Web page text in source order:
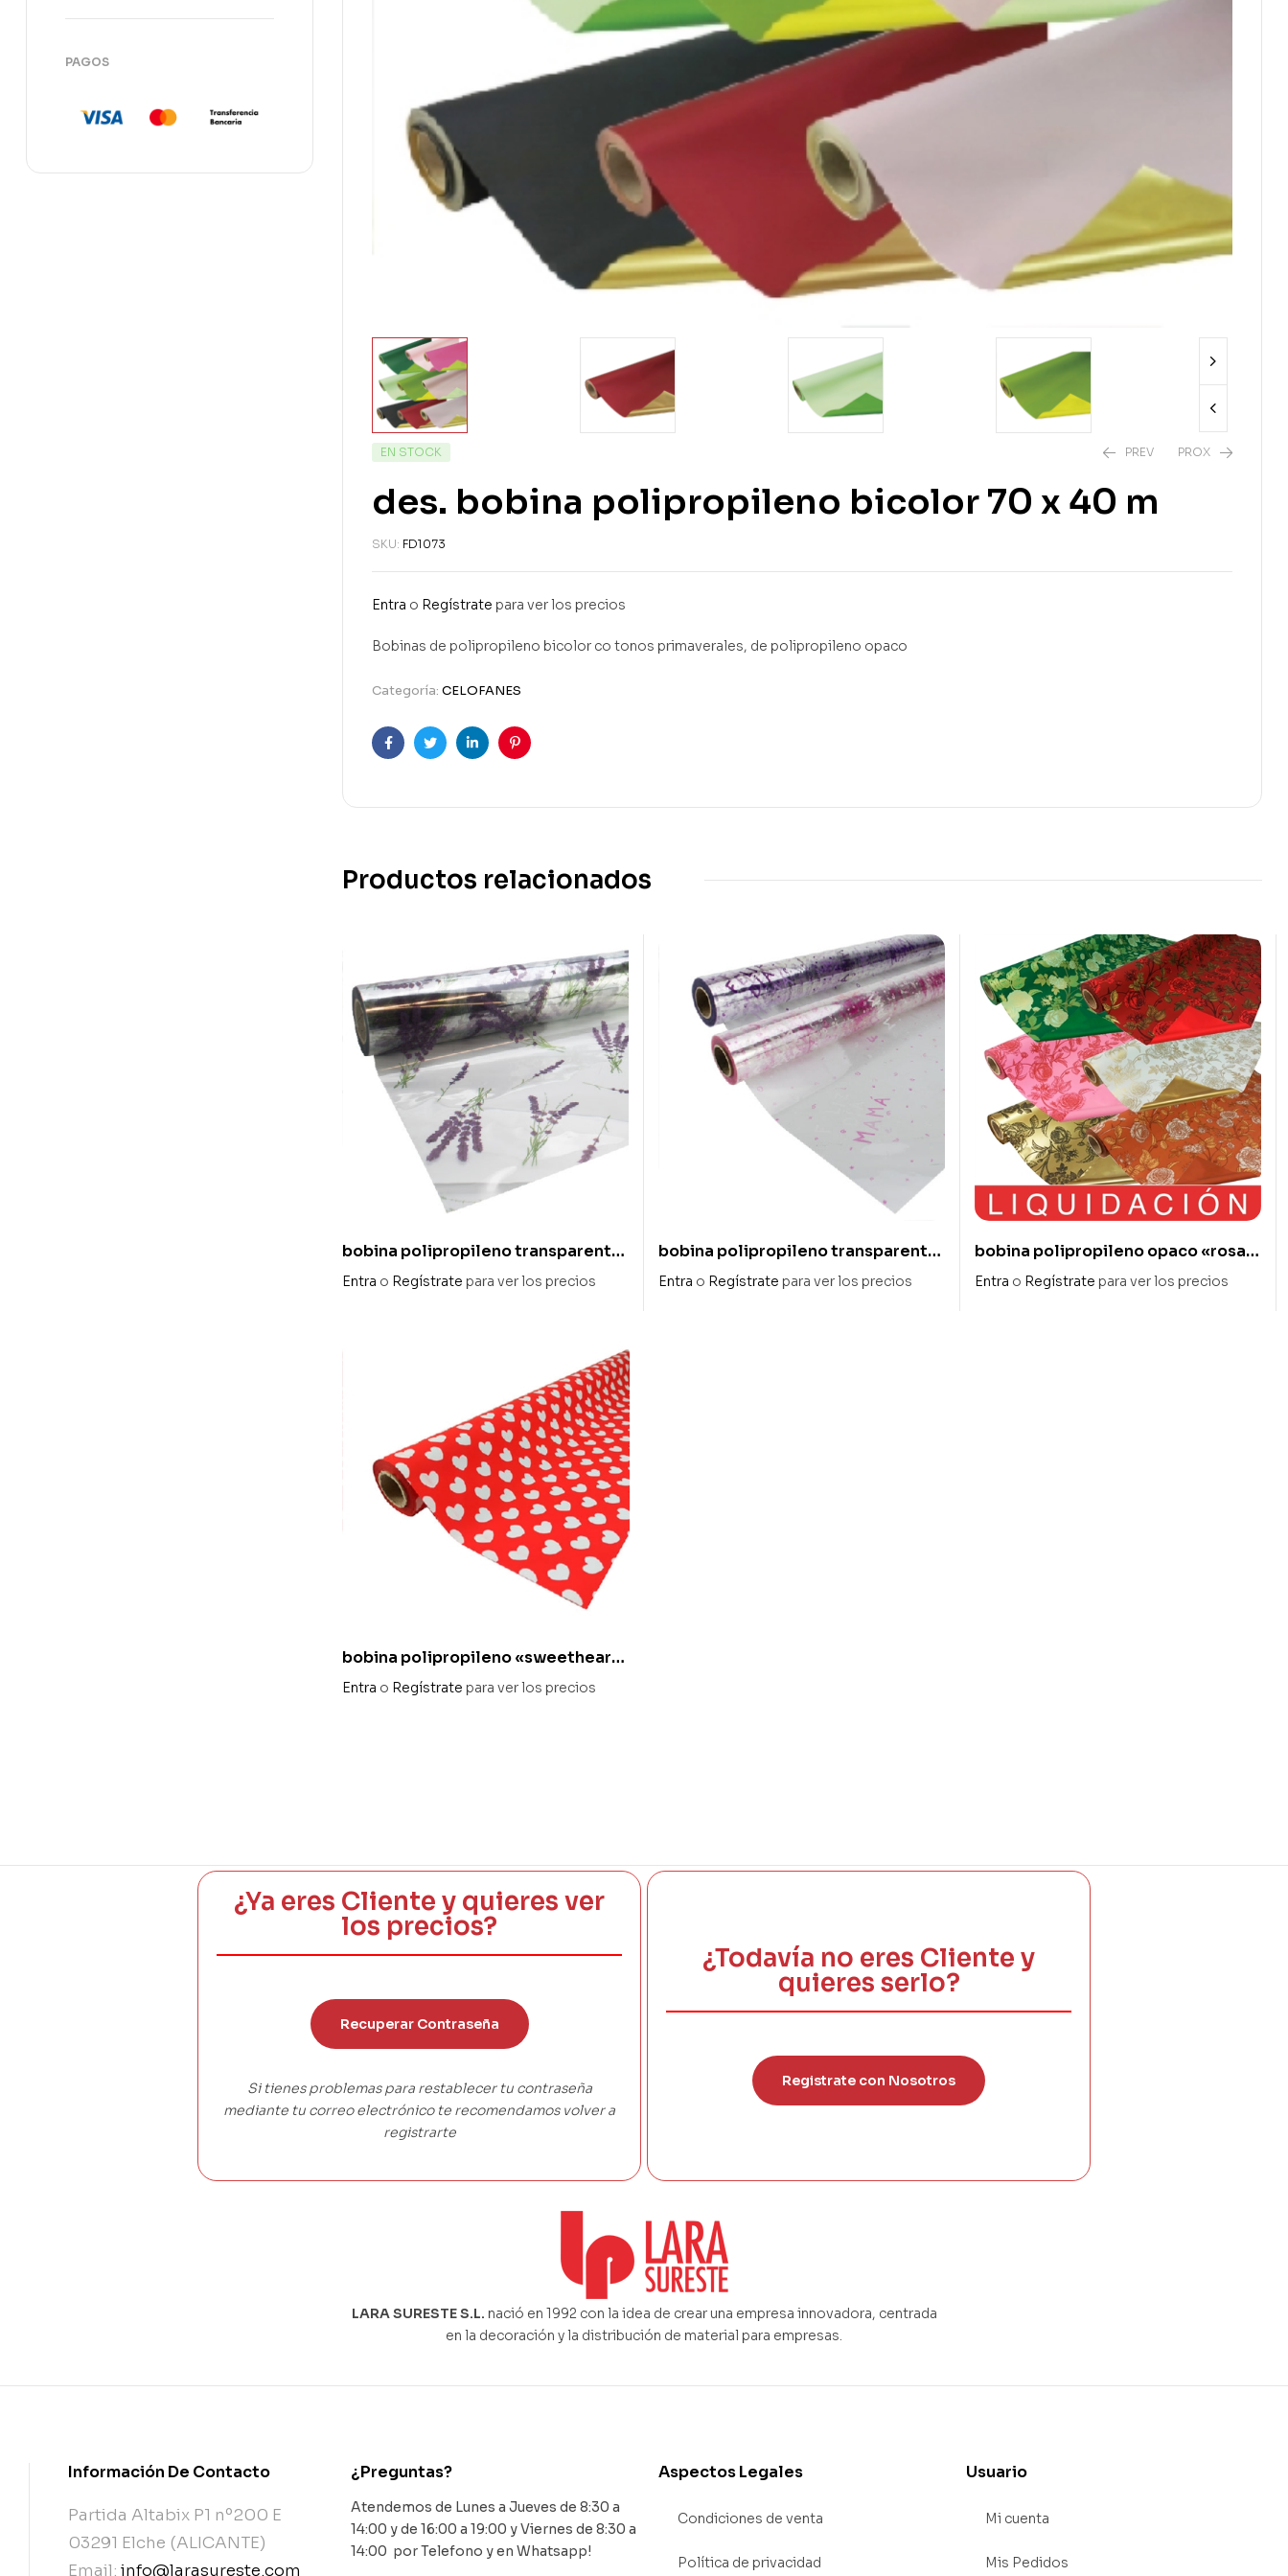
EN STOCK PREV PROX
des. bobina polipropileno bicolor 70 x 40 m
SKU: FD1073
Entra o Regístrate para ver los precios
Bobinas de polipropileno bicolor co tonos primaverales, de polipropileno opaco
Categoría: CELOFANES
FacebookTwitterLinkedinPinterest
Productos relacionados
bobina polipropileno transparente
lavanda 80 cm x 50 m
Entra o Regístrate para ver los precios
bobina polipropileno transparente
«mamá» 70 cm x 50 m
Entra o Regístrate para ver los precios
bobina polipropileno opaco «rosa»
70 x 40 m
Entra o Regístrate para ver los precios
bobina polipropileno «sweetheart»
70 x 40 m
Entra o Regístrate para ver los precios
PAGOS
¿Ya eres Cliente y quieres ver
los precios?
Recuperar Contraseña
Si tienes problemas para restablecer tu contraseña
mediante tu correo electrónico te recomendamos volver a
registrarte
¿Todavía no eres Cliente y
quieres serlo?
Registrate con Nosotros
LARA SURESTE S.L. nació en 1992 con la idea de crear una empresa innovadora, centrada
en la decoración y la distribución de material para empresas.
Información De Contacto
Partida Altabix P1 nº200 E
03291 Elche (ALICANTE)
Email: info@larasureste.com
¿Preguntas?
Atendemos de Lunes a Jueves de 8:30 a
14:00 y de 16:00 a 19:00 y Viernes de 8:30 a
14:00 por Telefono y en Whatsapp!
Aspectos Legales
Condiciones de venta
Política de privacidad
Usuario
Mi cuenta
Mis Pedidos